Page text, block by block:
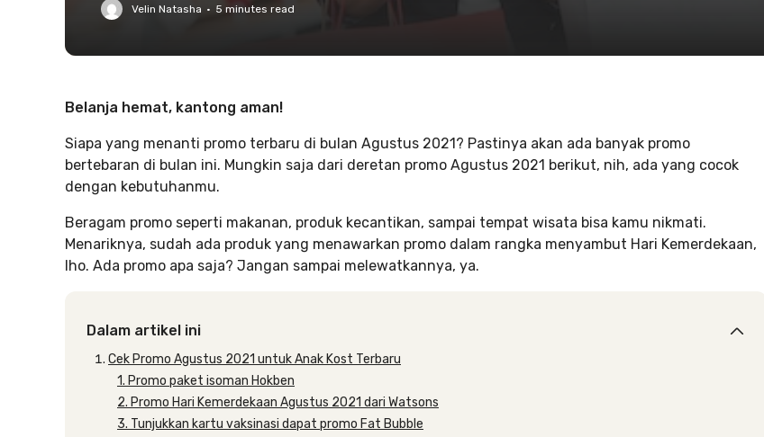
Velin Natasha · 5 minutes read
Belanja hemat, kantong aman!
Siapa yang menanti promo terbaru di bulan Agustus 2021? Pastinya akan ada banyak promo
bertebaran di bulan ini. Mungkin saja dari deretan promo Agustus 2021 berikut, nih, ada yang cocok
dengan kebutuhanmu.
Beragam promo seperti makanan, produk kecantikan, sampai tempat wisata bisa kamu nikmati.
Menariknya, sudah ada produk yang menawarkan promo dalam rangka menyambut Hari Kemerdekaan,
lho. Ada promo apa saja? Jangan sampai melewatkannya, ya.
Dalam artikel ini
Cek Promo Agustus 2021 untuk Anak Kost Terbaru
1. Promo paket isoman Hokben
2. Promo Hari Kemerdekaan Agustus 2021 dari Watsons
3. Tunjukkan kartu vaksinasi dapat promo Fat Bubble